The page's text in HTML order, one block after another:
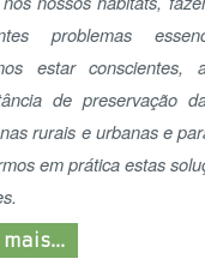
a importância do
na CPLP